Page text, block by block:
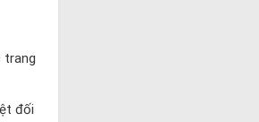
trang
đối